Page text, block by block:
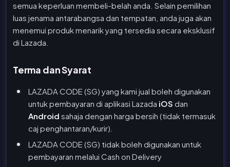
semua keperluan membeli-belah anda. Selain pemilihan
luas jenama antarabangsa dan tempatan, anda juga akan
menemui produk menarik yang tersedia secara eksklusif
di Lazada.
Terma dan Syarat
LAZADA CODE (SG) yang kami jual boleh digunakan
untuk pembayaran di aplikasi Lazada iOS dan
Android sahaja dengan harga bersih (tidak termasuk
caj penghantaran/kurir).
LAZADA CODE (SG) tidak boleh digunakan untuk
pembayaran melalui Cash on Delivery